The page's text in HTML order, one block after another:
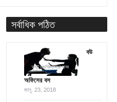
সর্বাধিক পঠিত
বউ
অফিসের বস
জানু. 23, 2018